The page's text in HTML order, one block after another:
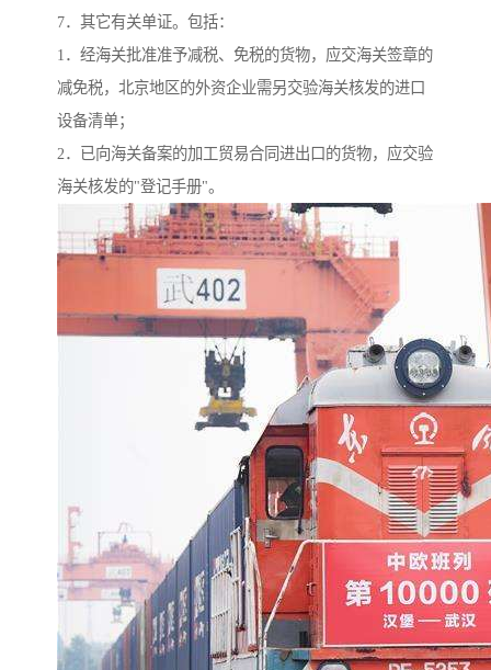
7．其它有关单证。包括：
1．经海关批准准予减税、免税的货物，应交海关签章的
减免税，北京地区的外资企业需另交验海关核发的进口
设备清单；
2．已向海关备案的加工贸易合同进出口的货物，应交验
海关核发的"登记手册"。